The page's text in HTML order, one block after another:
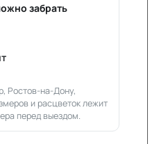
забрать
Ростов-на-Дону,
и расцветок лежит
перед выездом.